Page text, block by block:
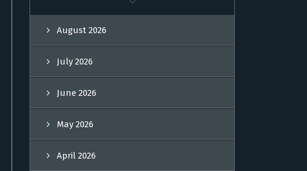
August 2026
July 2026
June 2026
May 2026
April 2026